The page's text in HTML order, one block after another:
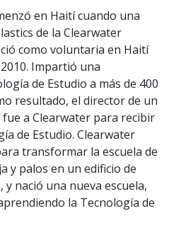
en Haití cuando una
de la Clearwater
como voluntaria en Haití
Impartió una
de Estudio a más de 400
resultado, el director de un
a Clearwater para recibir
de Estudio. Clearwater
transformar la escuela de
y palos en un edificio de
nació una nueva escuela,
la Tecnología de